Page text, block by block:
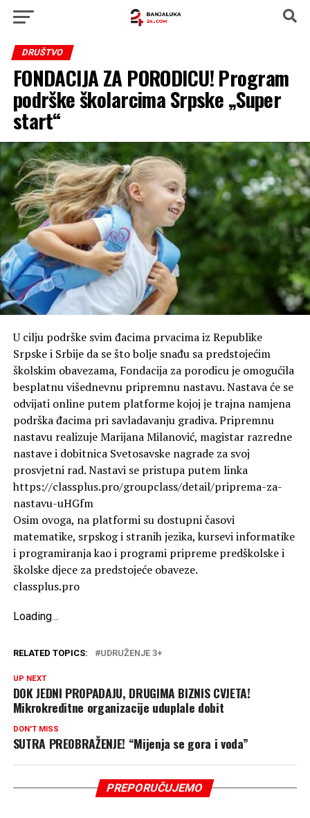
DRUŠTVO
FONDACIJA ZA PORODICU! Program
podrške školarcima Srpske „Super
start“
U cilju podrške svim đacima prvacima iz Republike
Srpske i Srbije da se što bolje snađu sa predstojećim
školskim obavezama, Fondacija za porodicu je omogućila
besplatnu višednevnu pripremnu nastavu. Nastava će se
odvijati online putem platforme kojoj je trajna namjena
podrška đacima pri savladavanju gradiva. Pripremnu
nastavu realizuje Marijana Milanović, magistar razredne
nastave i dobitnica Svetosavske nagrade za svoj
prosvjetni rad. Nastavi se pristupa putem linka
https://classplus.pro/groupclass/detail/priprema-za-
nastavu-uHGfm
Osim ovoga, na platformi su dostupni časovi
matematike, srpskog i stranih jezika, kursevi informatike
i programiranja kao i programi pripreme predškolske i
školske djece za predstojeće obaveze.
classplus.pro
Loading...
RELATED TOPICS: UDRUŽENJE 3+
UP NEXT
DOK JEDNI PROPADAJU, DRUGIMA BIZNIS CVJETA!
Mikrokreditne organizacije uduplale dobit
DON'T MISS
SUTRA PREOBRAŽENJE! “Mijenja se gora i voda”
PREPORUČUJEMO